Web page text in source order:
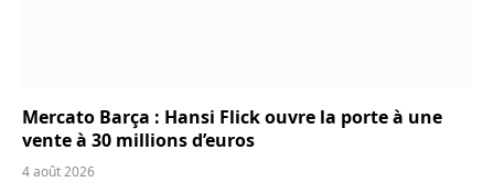
Mercato Barça : Hansi Flick ouvre la porte à une
vente à 30 millions d’euros
4 août 2026